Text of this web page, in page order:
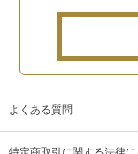
よくある質問